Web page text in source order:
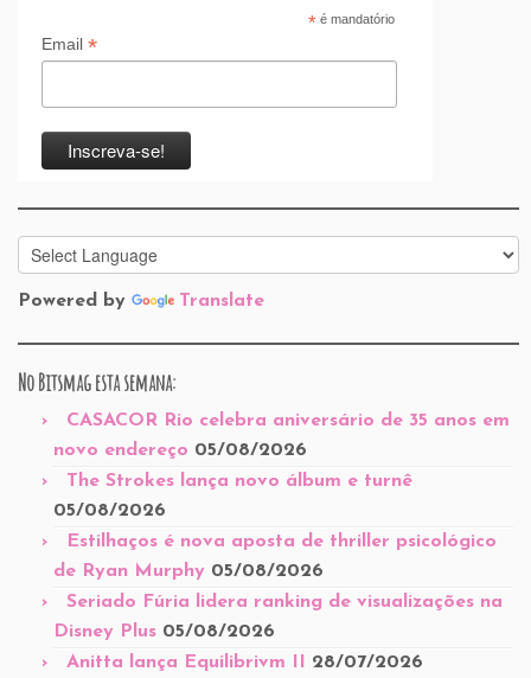
*é mandatório
Email *
Powered by Translate
No Bitsmag esta semana:
CASACOR Rio celebra aniversário de 35 anos em
novo endereço 05/08/2026
The Strokes lança novo álbum e turnê
05/08/2026
Estilhaços é nova aposta de thriller psicológico
de Ryan Murphy 05/08/2026
Seriado Fúria lidera ranking de visualizações na
Disney Plus 05/08/2026
Anitta lança Equilibrivm II 28/07/2026